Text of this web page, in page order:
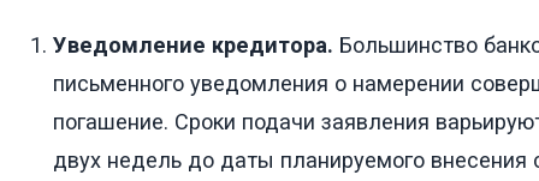
Уведомление кредитора. Большинство
письменного уведомления о намерении
погашение. Сроки подачи заявления
двух недель до даты планируемого внесения